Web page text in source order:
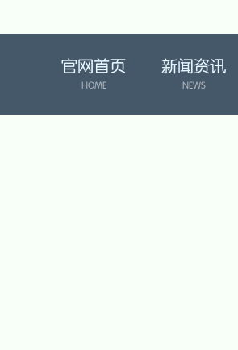
官网首页
HOME
新闻资讯
NEWS